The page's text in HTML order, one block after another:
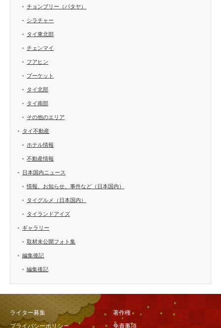
チョンブリー（パタヤ）
シラチャー
タイ東北部
チェンマイ
フアヒン
プーケット
タイ北部
タイ南部
その他のエリア
タイ不動産
ホテル情報
不動産情報
日本国内ニュース
情報、お知らせ、事件など（日本国内）
タイグルメ（日本国内）
タイランドアイズ
ギャラリー
取材未公開フォト集
編集後記
編集後記
ライター募集
著作権
プライバシーポリシー
免責事項